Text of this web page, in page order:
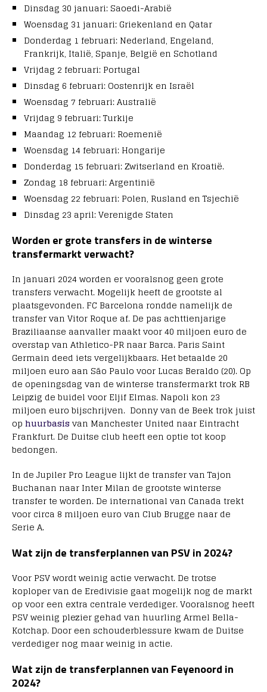
Dinsdag 30 januari: Saoedi-Arabië
Woensdag 31 januari: Griekenland en Qatar
Donderdag 1 februari: Nederland, Engeland,
Frankrijk, Italië, Spanje, België en Schotland
Vrijdag 2 februari: Portugal
Dinsdag 6 februari: Oostenrijk en Israël
Woensdag 7 februari: Australië
Vrijdag 9 februari: Turkije
Maandag 12 februari: Roemenië
Woensdag 14 februari: Hongarije
Donderdag 15 februari: Zwitserland en Kroatië.
Zondag 18 februari: Argentinië
Woensdag 22 februari: Polen, Rusland en Tsjechië
Dinsdag 23 april: Verenigde Staten
Worden er grote transfers in de winterse
transfermarkt verwacht?
In januari 2024 worden er vooralsnog geen grote
transfers verwacht. Mogelijk heeft de grootste al
plaatsgevonden. FC Barcelona rondde namelijk de
transfer van Vitor Roque af. De pas achttienjarige
Braziliaanse aanvaller maakt voor 40 miljoen euro de
overstap van Athletico-PR naar Barca. Paris Saint
Germain deed iets vergelijkbaars. Het betaalde 20
miljoen euro aan São Paulo voor Lucas Beraldo (20). Op
de openingsdag van de winterse transfermarkt trok RB
Leipzig de buidel voor Eljif Elmas. Napoli kon 23
miljoen euro bijschrijven. Donny van de Beek trok juist
op huurbasisvan Manchester United naar Eintracht
Frankfurt. De Duitse club heeft een optie tot koop
bedongen.
In de Jupiler Pro League lijkt de transfer van Tajon
Buchanan naar Inter Milan de grootste winterse
transfer te worden. De international van Canada trekt
voor circa 8 miljoen euro van Club Brugge naar de
Serie A.
Wat zijn de transferplannen van PSV in 2024?
Voor PSV wordt weinig actie verwacht. De trotse
koploper van de Eredivisie gaat mogelijk nog de markt
op voor een extra centrale verdediger. Vooralsnog heeft
PSV weinig plezier gehad van huurling Armel Bella-
Kotchap. Door een schouderblessure kwam de Duitse
verdediger nog maar weinig in actie.
Wat zijn de transferplannen van Feyenoord in
2024?